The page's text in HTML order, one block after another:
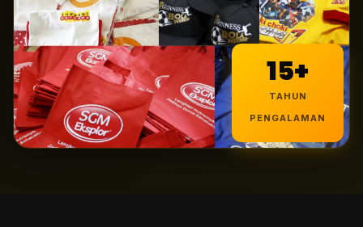
15+
TAHUN
PENGALAMAN